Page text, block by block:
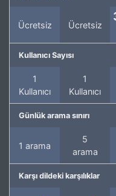
Ücretsiz Ücretsiz
Kullanıcı Sayısı
1
Kullanıcı
1
Kullanıcı
Günlük arama sınırı
1 arama
5
arama
Karşı dildeki karşılıklar